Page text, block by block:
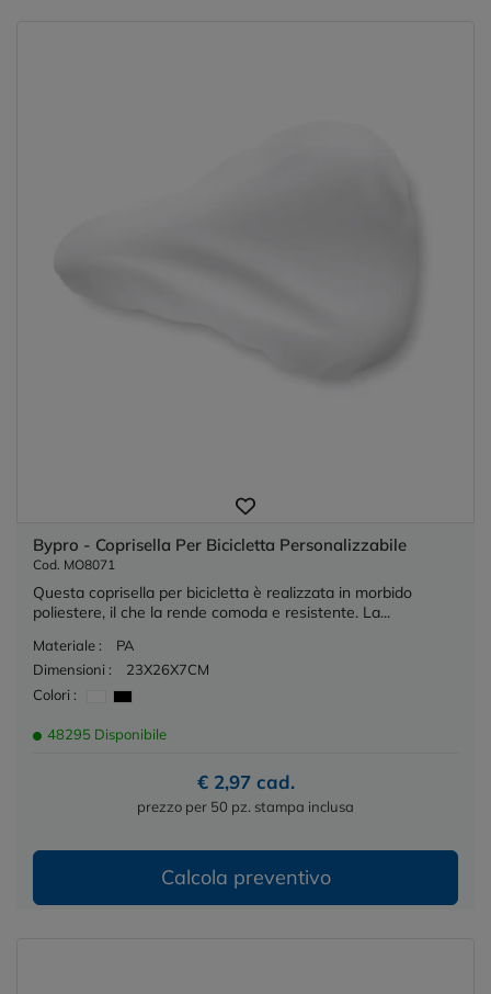
Bypro - Coprisella Per Bicicletta Personalizzabile
Cod. MO8071
Questa coprisella per bicicletta è realizzata in morbido
poliestere, il che la rende comoda e resistente. La...
Materiale :
PA
Dimensioni :
23X26X7CM
Colori :
48295 Disponibile
€ 2,97 cad.
prezzo per 50 pz. stampa inclusa
Calcola preventivo